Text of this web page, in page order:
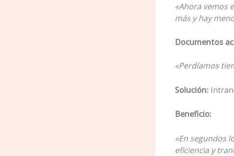
«Ahora vemos
más y hay
Documentos
«Perdíamos
Solución:
Beneficio:
«En segundos
eficiencia y